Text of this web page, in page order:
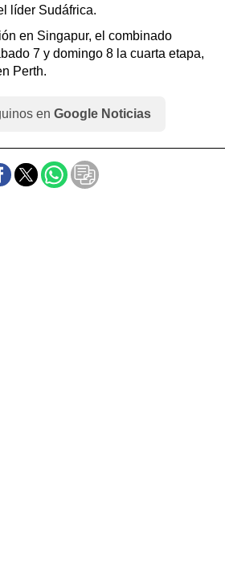
líder Sudáfrica.
en Singapur, el combinado
7 y domingo 8 la cuarta etapa,
Perth.
en Google Noticias